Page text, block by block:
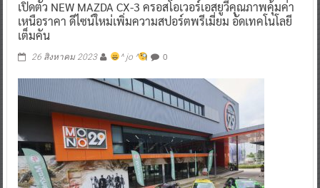
เปิดตัว NEW MAZDA CX-3 ครอสโอเวอร์เอสยูวีคุณภาพคุ้มค่า
เหนือราคา ดีไซน์ใหม่เพิ่มความสปอร์ตพรีเมี่ยม อัดเทคโนโลยี
เต็มคัน
26 สิงหาคม 2023 ^ jo ^ 0